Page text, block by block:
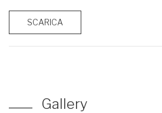
SCARICA
Gallery